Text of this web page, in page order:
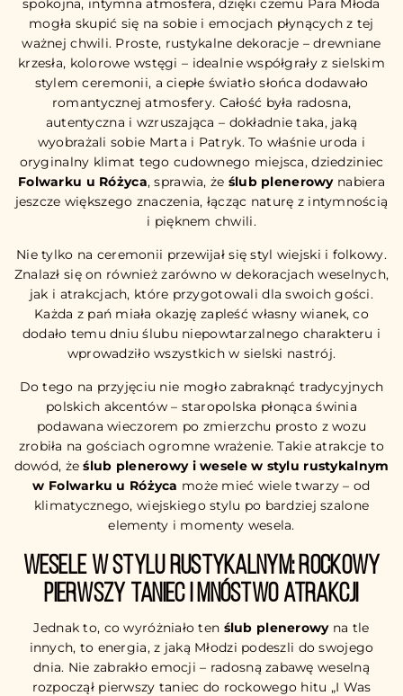
spokojna, intymna atmosfera, dzięki czemu Para Młoda
mogła skupić się na sobie i emocjach płynących z tej
ważnej chwili. Proste, rustykalne dekoracje – drewniane
krzesła, kolorowe wstęgi – idealnie współgrały z sielskim
stylem ceremonii, a ciepłe światło słońca dodawało
romantycznej atmosfery. Całość była radosna,
autentyczna i wzruszająca – dokładnie taka, jaką
wyobrażali sobie Marta i Patryk. To właśnie uroda i
oryginalny klimat tego cudownego miejsca, dziedziniec
Folwarku u Różyca, sprawia, że ślub plenerowynabiera
jeszcze większego znaczenia, łącząc naturę z intymnością
i pięknem chwili.
Nie tylko na ceremonii przewijał się styl wiejski i folkowy.
Znalazł się on również zarówno w dekoracjach weselnych,
jak i atrakcjach, które przygotowali dla swoich gości.
Każda z pań miała okazję zapleść własny wianek, co
dodało temu dniu ślubu niepowtarzalnego charakteru i
wprowadziło wszystkich w sielski nastrój.
Do tego na przyjęciu nie mogło zabraknąć tradycyjnych
polskich akcentów – staropolska płonąca świnia
podawana wieczorem po zmierzchu prosto z wozu
zrobiła na gościach ogromne wrażenie. Takie atrakcje to
dowód, żeślub plenerowy i wesele w stylu rustykalnym
w Folwarku u Różyca może mieć wiele twarzy – od
klimatycznego, wiejskiego stylu po bardziej szalone
elementy i momenty wesela.
Wesele w stylu rustykalnym: rockowy
pierwszy taniec i mnóstwo atrakcji
Jednak to, co wyróżniało ten ślub plenerowyna tle
innych, to energia, z jaką Młodzi podeszli do swojego
dnia. Nie zabrakło emocji – radosną zabawę weselną
rozpoczął pierwszy taniec do rockowego hitu „I Was